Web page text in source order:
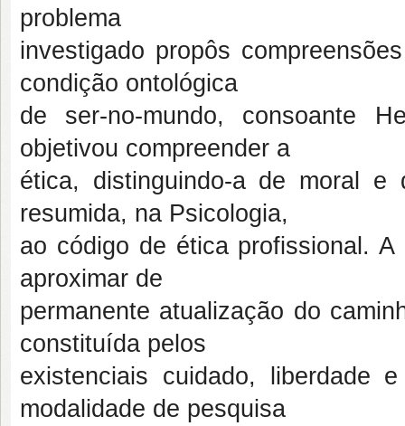
problema
investigado propôs
condição ontológica
de ser-no-mundo, consoante
objetivou compreender a
ética, distinguindo-a de moral
resumida, na Psicologia,
ao código de ética profissional.
aproximar de
permanente atualização do
constituída pelos
existenciais cuidado, liberdade
modalidade de pesquisa